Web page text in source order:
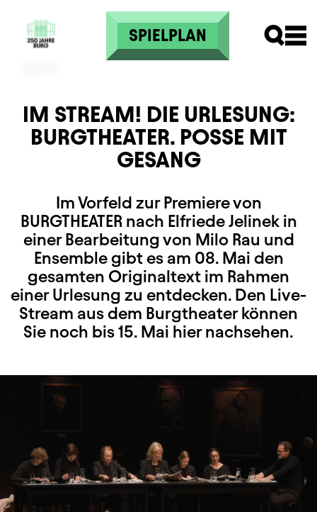
Direkt zum Inhalt
SPIELPLAN
IM STREAM! DIE URLESUNG:
BURGTHEATER. POSSE MIT
GESANG
Im Vorfeld zur Premiere von
BURGTHEATER nach Elfriede Jelinek in
einer Bearbeitung von Milo Rau und
Ensemble gibt es am 08. Mai den
gesamten Originaltext im Rahmen
einer Urlesung zu entdecken. Den Live-
Stream aus dem Burgtheater können
Sie noch bis 15. Mai hier nachsehen.